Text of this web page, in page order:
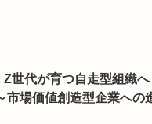
世代が育つ自走型組織へ
場価値創造型企業への